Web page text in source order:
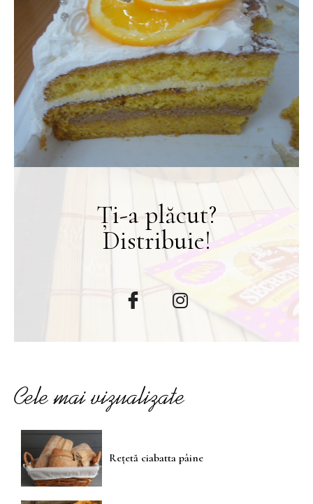
Ți-a plăcut?
Distribuie!
Cele mai vizualizate
Rețetă ciabatta pâine